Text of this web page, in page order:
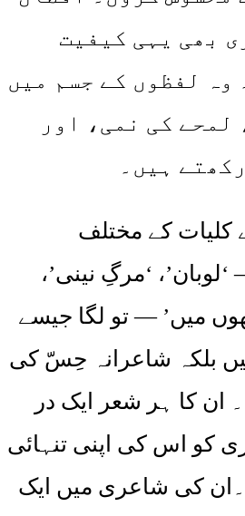
بھی یہی کیفیت
وہ لفظوں کے جسم میں
لمحے کی نمی، اور
ہیں۔
کلیات کے مختلف
‘مرگِ نینی’،
میں’ — تو لگا جیسے
بلکہ شاعرانہ حِسّ کی
کا ہر شعر ایک در
کو اس کی اپنی تنہائی
کی شاعری میں ایک